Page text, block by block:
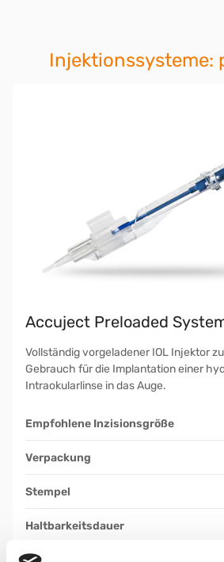
Injektionssysteme:
Accuject Preloaded
Vollständig vorgeladener IOL Injektor
Gebrauch für die Implantation einer
Intraokularlinse in das Auge.
Empfohlene Inzisionsgröße
Verpackung
Stempel
Haltbarkeitsdauer